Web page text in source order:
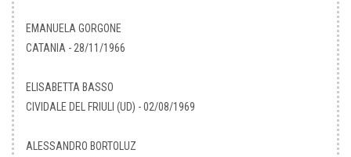
EMANUELA GORGONE
CATANIA - 28/11/1966
ELISABETTA BASSO
CIVIDALE DEL FRIULI (UD) - 02/08/1969
ALESSANDRO BORTOLUZ